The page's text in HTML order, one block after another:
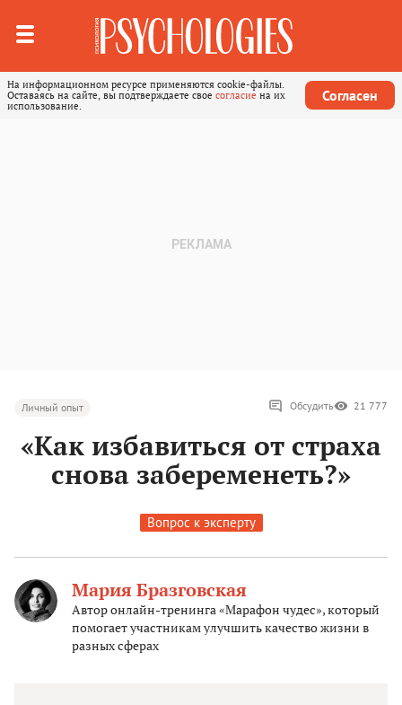
На информационном ресурсе применяются cookie-файлы.
Оставаясь на сайте, вы подтверждаете свое согласие на их
использование.
Согласен
Личный опыт Обсудить 21 777
«Как избавиться от страха
снова забеременеть?»
Вопрос к эксперту
Мария Бразговская
Автор онлайн-тренинга «Марафон чудес», который
помогает участникам улучшить качество жизни в
разных сферах